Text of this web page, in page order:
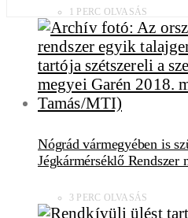
1 PERC OLVASÁS
Nógrád vármegyében is
Jégkármérséklő Rendszer
3 PERC OLVASÁS